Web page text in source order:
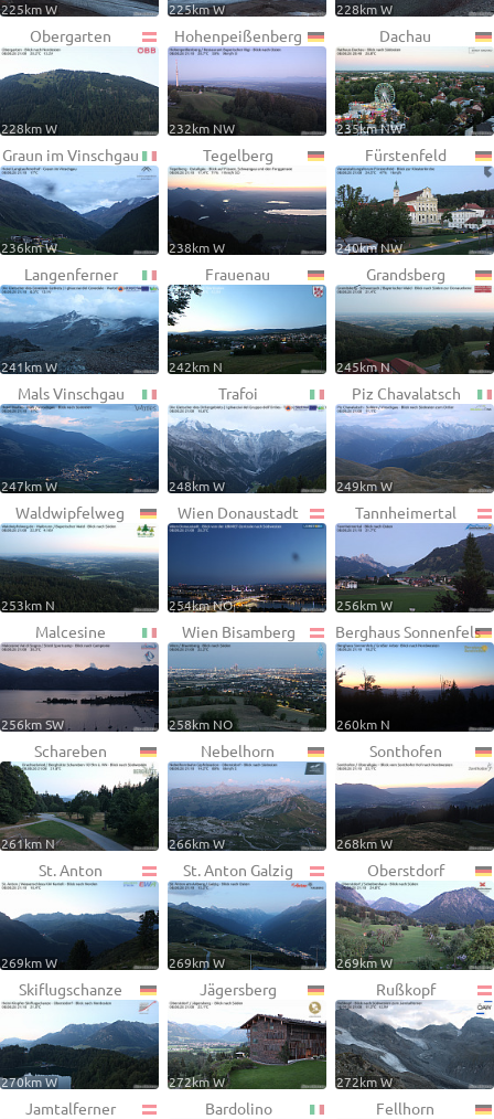
225km W 225km W 228km W
Obergarten
228km W
Hohenpeißenberg
232km NW
Dachau
235km NW
Graun im Vinschgau
236km W
Tegelberg
238km W
Fürstenfeld
240km NW
Langenferner
241km W
Frauenau
242km N
Grandsberg
245km N
Mals Vinschgau
247km W
Trafoi
248km W
Piz Chavalatsch
249km W
Waldwipfelweg
253km N
Wien Donaustadt
254km NO
Tannheimertal
256km W
Malcesine
256km SW
Wien Bisamberg
258km NO
Berghaus Sonnenfels
260km N
Schareben
261km N
Nebelhorn
266km W
Sonthofen
268km W
St. Anton
269km W
St. Anton Galzig
269km W
Oberstdorf
269km W
Skiflugschanze
270km W
Jägersberg
272km W
Rußkopf
272km W
Jamtalferner Bardolino Fellhorn